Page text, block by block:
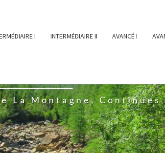
I INTERMÉDIAIRE II AVANCÉ I
La Montagne,